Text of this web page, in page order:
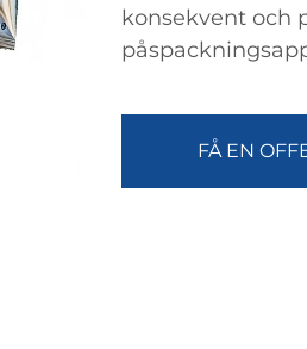
konsekvent och
FÅ EN